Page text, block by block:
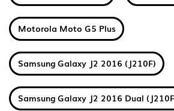
Motorola Moto G5 Plus
Samsung Galaxy J2 2016 (J210F)
Samsung Galaxy J2 2016 Dual